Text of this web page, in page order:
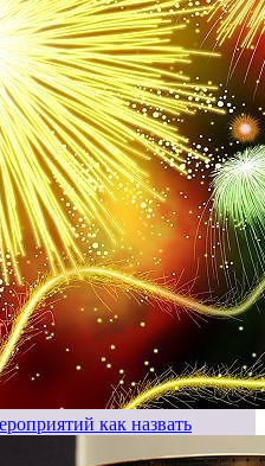
как назвать